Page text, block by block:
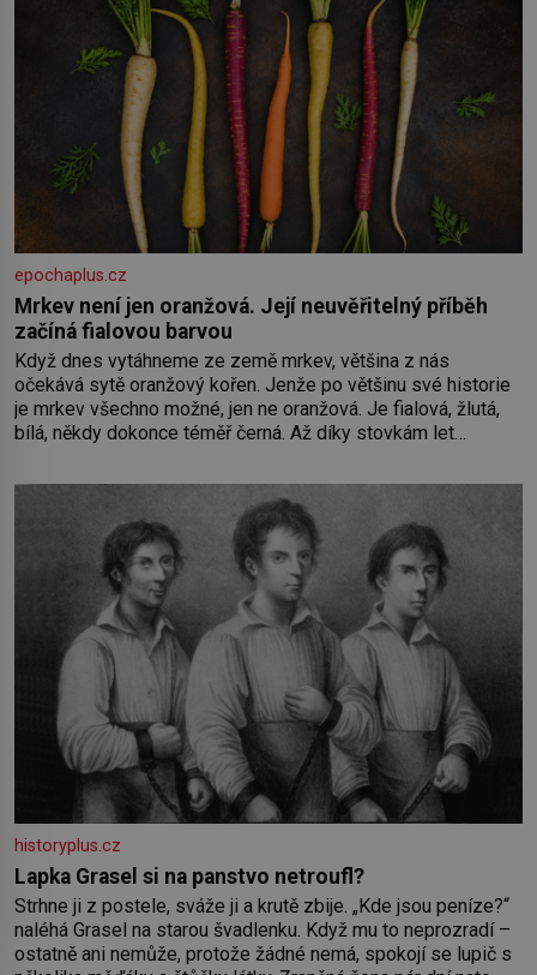
epochaplus.cz
Mrkev není jen oranžová. Její neuvěřitelný příběh
začíná fialovou barvou
Když dnes vytáhneme ze země mrkev, většina z nás
očekává sytě oranžový kořen. Jenže po většinu své historie
je mrkev všechno možné, jen ne oranžová. Je fialová, žlutá,
bílá, někdy dokonce téměř černá. Až díky stovkám let
českou zahradu ani nedokážeme představit. Její příběh je
historyplus.cz
Lapka Grasel si na panstvo netroufl?
Strhne ji z postele, sváže ji a krutě zbije. „Kde jsou peníze?“
naléhá Grasel na starou švadlenku. Když mu to neprozradí –
ostatně ani nemůže, protože žádné nemá, spokojí se lupič s